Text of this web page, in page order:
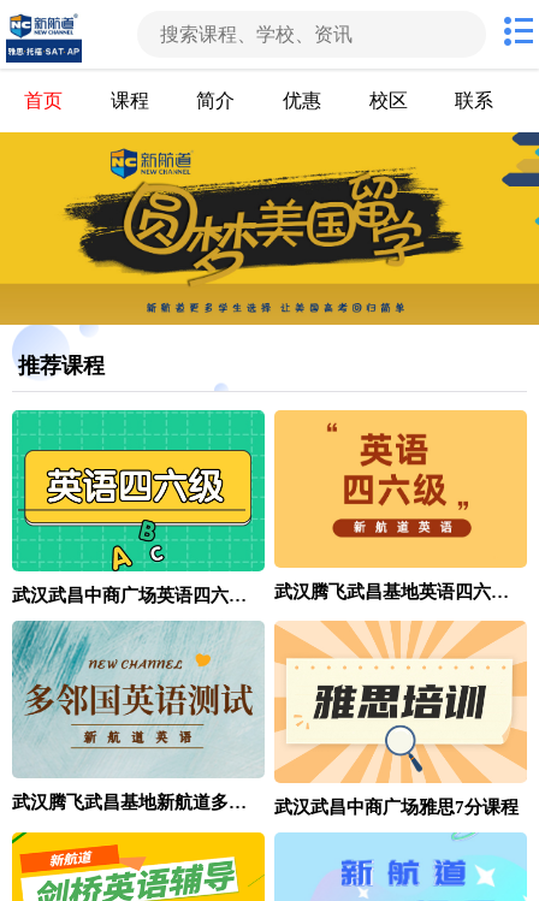
首页 课程 简介 优惠 校区 联系
推荐课程
武汉武昌中商广场英语四六级基础班 武汉腾飞武昌基地英语四六级培训班
武汉腾飞武昌基地新航道多邻国英语测试培训课程 武汉武昌中商广场雅思7分课程